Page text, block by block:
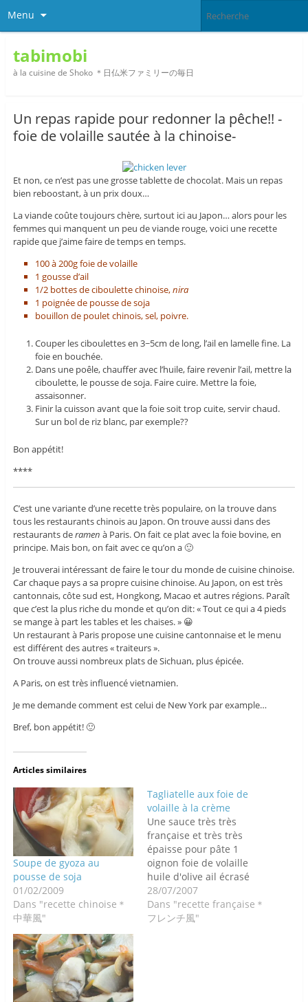
Menu
tabimobi
à la cuisine de Shoko ＊日仏米ファミリーの毎日
Un repas rapide pour redonner la pêche!! -
foie de volaille sautée à la chinoise-
Et non, ce n’est pas une grosse tablette de chocolat. Mais un repas
bien reboostant, à un prix doux…
La viande coûte toujours chère, surtout ici au Japon… alors pour les
femmes qui manquent un peu de viande rouge, voici une recette
rapide que j’aime faire de temps en temps.
100 à 200g foie de volaille
1 gousse d’ail
1/2 bottes de ciboulette chinoise,nira
1 poignée de pousse de soja
bouillon de poulet chinois, sel, poivre.
Couper les ciboulettes en 3~5cm de long, l’ail en lamelle fine. La
foie en bouchée.
Dans une poêle, chauffer avec l’huile, faire revenir l’ail, mettre la
ciboulette, le pousse de soja. Faire cuire. Mettre la foie,
assaisonner.
Finir la cuisson avant que la foie soit trop cuite, servir chaud.
Sur un bol de riz blanc, par exemple??
Bon appétit!
****
C’est une variante d’une recette très populaire, on la trouve dans
tous les restaurants chinois au Japon. On trouve aussi dans des
restaurants deramen à Paris. On fait ce plat avec la foie bovine, en
principe. Mais bon, on fait avec ce qu’on a 🙂
Je trouverai intéressant de faire le tour du monde de cuisine chinoise.
Car chaque pays a sa propre cuisine chinoise. Au Japon, on est très
cantonnais, côte sud est, Hongkong, Macao et autres régions. Paraît
que c’est la plus riche du monde et qu’on dit: « Tout ce qui a 4 pieds
se mange à part les tables et les chaises. » 😀
Un restaurant à Paris propose une cuisine cantonnaise et le menu
est différent des autres « traiteurs ».
On trouve aussi nombreux plats de Sichuan, plus épicée.
A Paris, on est très influencé vietnamien.
Je me demande comment est celui de New York par example…
Bref, bon appétit! 🙂
Articles similaires
Soupe de gyoza au
pousse de soja
01/02/2009
Dans "recette chinoise＊
中華風"
Tagliatelle aux foie de
volaille à la crème
Une sauce très très
française et très très
épaisse pour pâte 1
oignon foie de volaille
huile d'olive ail écrasé
crème fraîche épaisse
moutarde à l'ancienne
ciboulette, parmesan, sel,
28/07/2007
Dans "recette française＊
フレンチ風"